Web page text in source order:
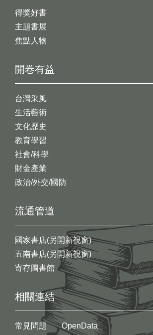
開卷有益
台灣采風
生活藝術
文化歷史
教育學習
社會/科學
財金產業
政治/外交/國防
得獎好書
主題書展
焦點人物
流通管道
國家書店(另開新視窗)
五南書店(另開新視窗)
寄存圖書館
相關連結
常見問題
OpenData